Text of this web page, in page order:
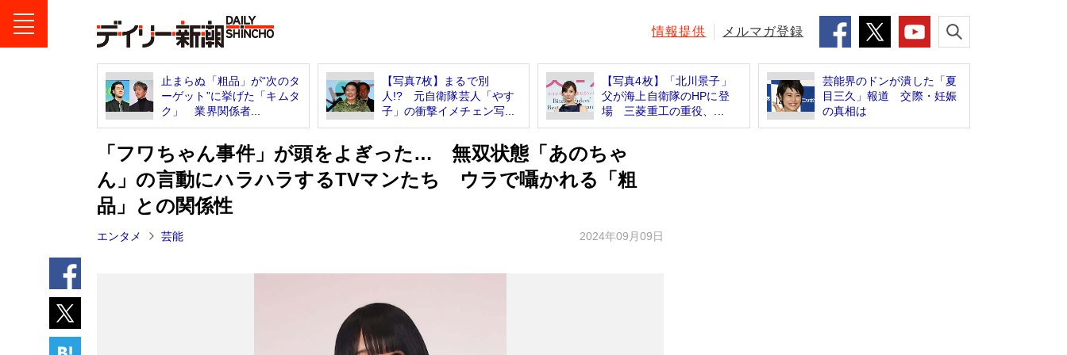
情報提供 メルマガ登録
止まらぬ「粗品」が“次のタ
ーゲット”に挙げた「キムタ
ク」 業界関係者...
【写真7枚】まるで別
人!? 元自衛隊芸人「やす
子」の衝撃イメチェン写...
【写真4枚】「北川景子」
父が海上自衛隊のHPに登
場 三菱重工の重役、...
芸能界のドンが潰した「夏
目三久」報道 交際・妊娠
の真相は
「フワちゃん事件」が頭をよぎった… 無双状態「あのちゃ
ん」の言動にハラハラするTVマンたち ウラで囁かれる「粗
品」との関係性
エンタメ 芸能 2024年09月09日